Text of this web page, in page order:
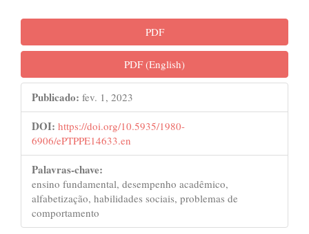
Barra
lateral
de
artigos
PDF
PDF (English)
Publicado: fev. 1, 2023
DOI: https://doi.org/10.5935/1980-
6906/ePTPPE14633.en
Palavras-chave:
ensino fundamental, desempenho acadêmico,
alfabetização, habilidades sociais, problemas de
comportamento